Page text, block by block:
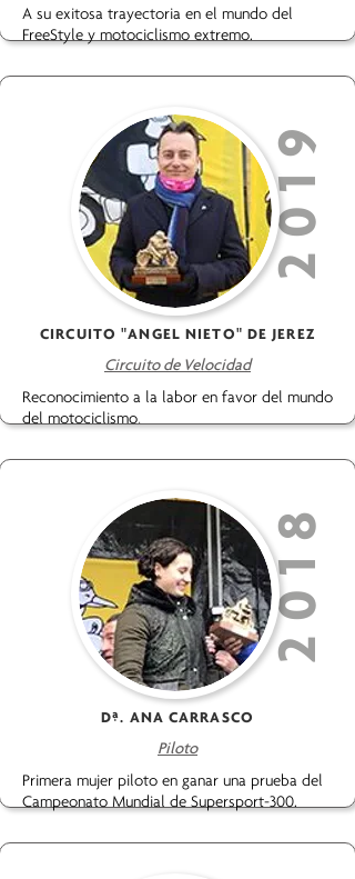
A su exitosa trayectoria en el mundo del
FreeStyle y motociclismo extremo.
2019
CIRCUITO "ANGEL NIETO" DE JEREZ
Circuito de Velocidad
Reconocimiento a la labor en favor del mundo
del motociclismo.
2018
Dª. ANA CARRASCO
Piloto
Primera mujer piloto en ganar una prueba del
Campeonato Mundial de Supersport-300.